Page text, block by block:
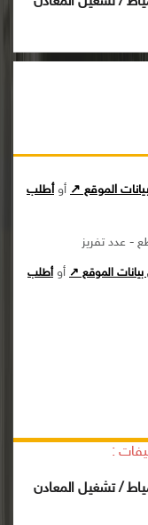
الموقع ↗ أوأطلب
- عدد تفريز
الموقع ↗ أوأطلب
:
/ تشغيل المعادن